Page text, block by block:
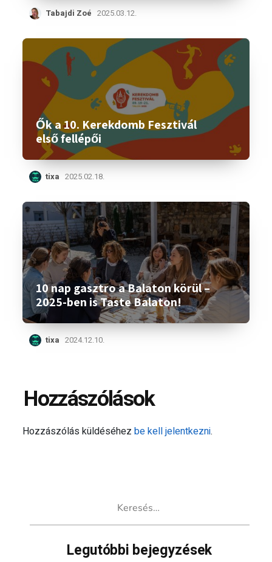
Tabajdi Zoé 2025.03.12.
Ők a 10. Kerekdomb Fesztivál
első fellépői
tixa 2025.02.18.
10 nap gasztro a Balaton körül –
2025-ben is Taste Balaton!
tixa 2024.12.10.
Hozzászólások
Hozzászólás küldéséhezbe kell jelentkezni.
Legutóbbi bejegyzések